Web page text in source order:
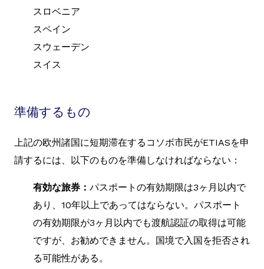
スロベニア
スペイン
スウェーデン
スイス
準備するもの
上記の欧州諸国に短期滞在するコソボ市民がETIASを申
請するには、以下のものを準備しなければならない：
有効な旅券： パスポートの有効期限は3ヶ月以内で
あり、10年以上であってはならない。パスポート
の有効期限が3ヶ月以内でも渡航認証の取得は可能
ですが、お勧めできません。国境で入国を拒否され
る可能性がある。